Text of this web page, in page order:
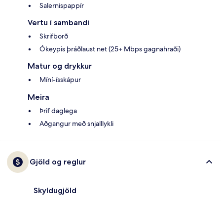
Salernispappír
Vertu í sambandi
Skrifborð
Ókeypis þráðlaust net (25+ Mbps gagnahraði)
Matur og drykkur
Míní-ísskápur
Meira
Þrif daglega
Aðgangur með snjalllykli
Gjöld og reglur
Skyldugjöld